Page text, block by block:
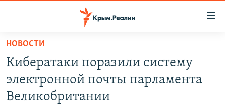
Вернуться
основному
содержанию
Вернутся
НОВОСТИ
СПЕЦПРОЕКТЫ
ВОДА
НОВОСТИ
Кибератаки поразили систему
электронной почты парламента
Великобритании